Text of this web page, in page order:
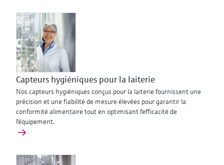
Capteurs hygiéniques pour la laiterie
Nos capteurs hygiéniques conçus pour la laiterie fournissent une
précision et une fiabilité de mesure élevées pour garantir la
conformité alimentaire tout en optimisant l'efficacité de
l'équipement.